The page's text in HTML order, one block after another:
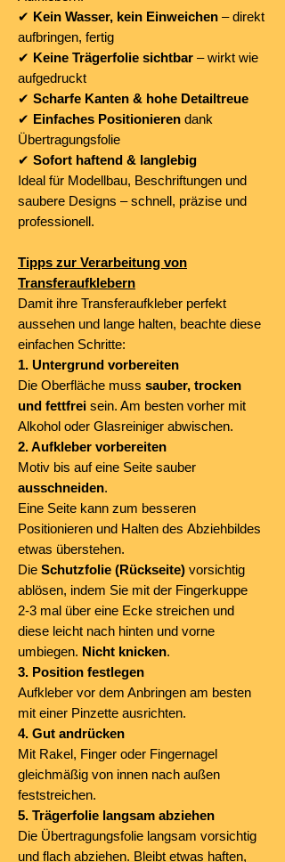
✔ Kein Wasser, kein Einweichen – direkt
aufbringen, fertig
✔ Keine Trägerfolie sichtbar – wirkt wie
aufgedruckt
✔ Scharfe Kanten & hohe Detailtreue
✔ Einfaches Positionieren dank
Übertragungsfolie
✔ Sofort haftend & langlebig
Ideal für Modellbau, Beschriftungen und
saubere Designs – schnell, präzise und
professionell.
Tipps zur Verarbeitung von
Transferaufklebern
Damit ihre Transferaufkleber perfekt
aussehen und lange halten, beachte diese
einfachen Schritte:
1. Untergrund vorbereiten
Die Oberfläche muss sauber, trocken
und fettfrei sein. Am besten vorher mit
Alkohol oder Glasreiniger abwischen.
2. Aufkleber vorbereiten
Motiv bis auf eine Seite sauber
ausschneiden.
Eine Seite kann zum besseren
Positionieren und Halten des Abziehbildes
etwas überstehen.
Die Schutzfolie (Rückseite) vorsichtig
ablösen, indem Sie mit der Fingerkuppe
2-3 mal über eine Ecke streichen und
diese leicht nach hinten und vorne
umbiegen. Nicht knicken.
3. Position festlegen
Aufkleber vor dem Anbringen am besten
mit einer Pinzette ausrichten.
4. Gut andrücken
Mit Rakel, Finger oder Fingernagel
gleichmäßig von innen nach außen
feststreichen.
5. Trägerfolie langsam abziehen
Die Übertragungsfolie langsam vorsichtig
und flach abziehen. Bleibt etwas haften,